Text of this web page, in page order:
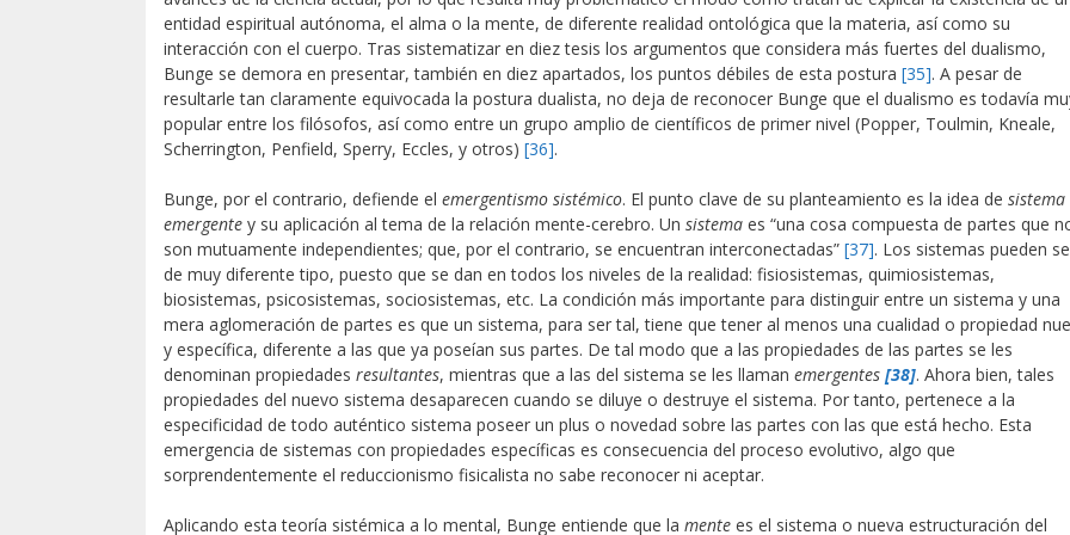
entidad espiritual autónoma, el alma o la mente, de diferente realidad ontológica que la materia, así como su
interacción con el cuerpo. Tras sistematizar en diez tesis los argumentos que considera más fuertes del dualismo,
Bunge se demora en presentar, también en diez apartados, los puntos débiles de esta postura [35]. A pesar de
resultarle tan claramente equivocada la postura dualista, no deja de reconocer Bunge que el dualismo es todavía
popular entre los filósofos, así como entre un grupo amplio de científicos de primer nivel (Popper, Toulmin, Kneale,
Scherrington, Penfield, Sperry, Eccles, y otros) [36].
Bunge, por el contrario, defiende el emergentismo sistémico. El punto clave de su planteamiento es la idea de sistema
emergente y su aplicación al tema de la relación mente-cerebro. Un sistema es “una cosa compuesta de partes que
son mutuamente independientes; que, por el contrario, se encuentran interconectadas” [37]. Los sistemas pueden
de muy diferente tipo, puesto que se dan en todos los niveles de la realidad: fisiosistemas, quimiosistemas,
biosistemas, psicosistemas, sociosistemas, etc. La condición más importante para distinguir entre un sistema y una
mera aglomeración de partes es que un sistema, para ser tal, tiene que tener al menos una cualidad o propiedad
y específica, diferente a las que ya poseían sus partes. De tal modo que a las propiedades de las partes se les
denominan propiedades resultantes, mientras que a las del sistema se les llaman emergentes [38]. Ahora bien, tales
propiedades del nuevo sistema desaparecen cuando se diluye o destruye el sistema. Por tanto, pertenece a la
especificidad de todo auténtico sistema poseer un plus o novedad sobre las partes con las que está hecho. Esta
emergencia de sistemas con propiedades específicas es consecuencia del proceso evolutivo, algo que
sorprendentemente el reduccionismo fisicalista no sabe reconocer ni aceptar.
Aplicando esta teoría sistémica a lo mental, Bunge entiende que la mente es el sistema o nueva estructuración del